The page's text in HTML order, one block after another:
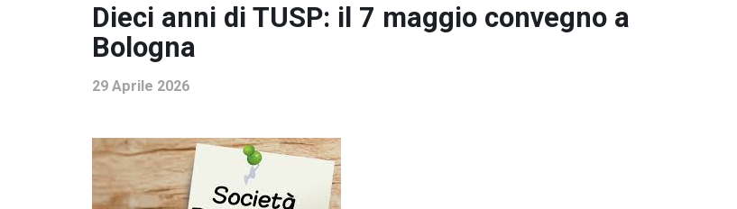
Dieci anni di TUSP: il 7 maggio convegno a
Bologna
29 Aprile 2026